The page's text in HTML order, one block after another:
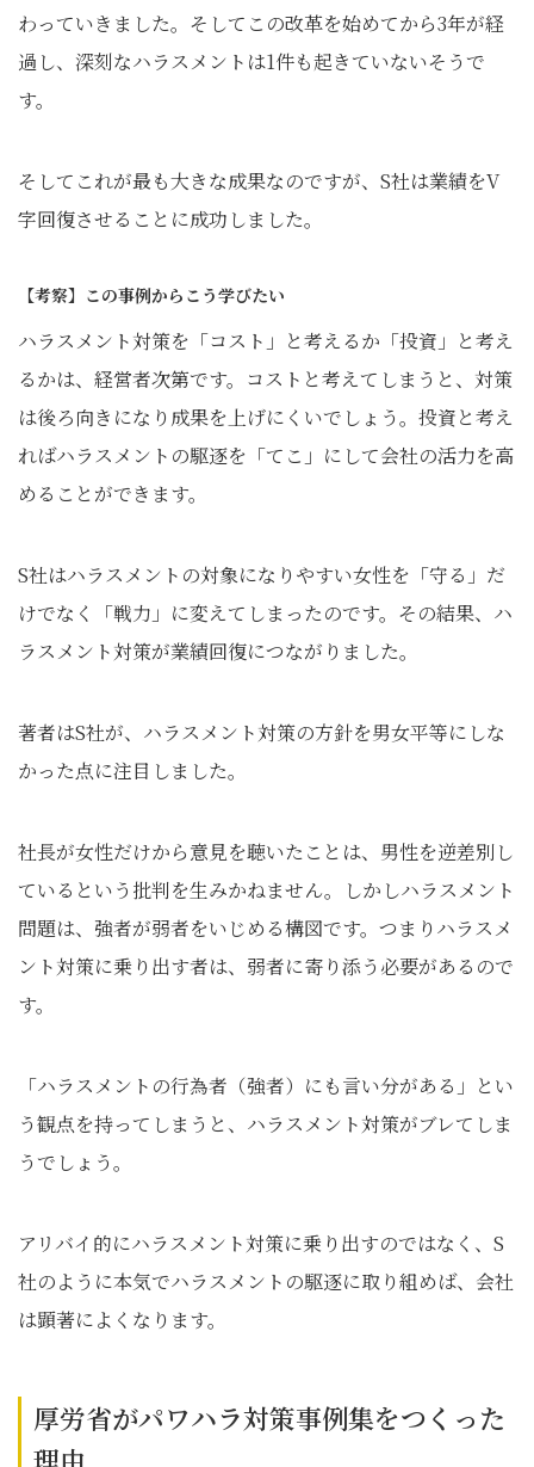
わっていきました。そしてこの改革を始めてから3年が経
過し、深刻なハラスメントは1件も起きていないそうで
す。
そしてこれが最も大きな成果なのですが、S社は業績をV
字回復させることに成功しました。
【考察】この事例からこう学びたい
ハラスメント対策を「コスト」と考えるか「投資」と考え
るかは、経営者次第です。コストと考えてしまうと、対策
は後ろ向きになり成果を上げにくいでしょう。投資と考え
ればハラスメントの駆逐を「てこ」にして会社の活力を高
めることができます。
S社はハラスメントの対象になりやすい女性を「守る」だ
けでなく「戦力」に変えてしまったのです。その結果、ハ
ラスメント対策が業績回復につながりました。
著者はS社が、ハラスメント対策の方針を男女平等にしな
かった点に注目しました。
社長が女性だけから意見を聴いたことは、男性を逆差別し
ているという批判を生みかねません。しかしハラスメント
問題は、強者が弱者をいじめる構図です。つまりハラスメ
ント対策に乗り出す者は、弱者に寄り添う必要があるので
す。
「ハラスメントの行為者（強者）にも言い分がある」とい
う観点を持ってしまうと、ハラスメント対策がブレてしま
うでしょう。
アリバイ的にハラスメント対策に乗り出すのではなく、S
社のように本気でハラスメントの駆逐に取り組めば、会社
は顕著によくなります。
厚労省がパワハラ対策事例集をつくった
理由